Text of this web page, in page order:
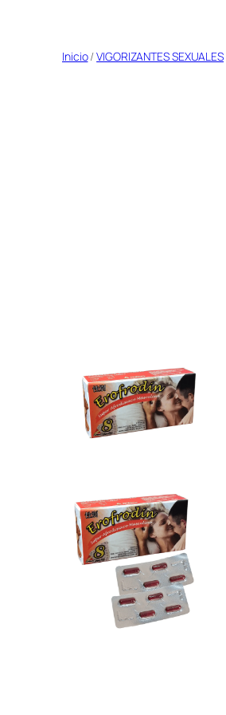
contenido
Inicio/VIGORIZANTES SEXUALES